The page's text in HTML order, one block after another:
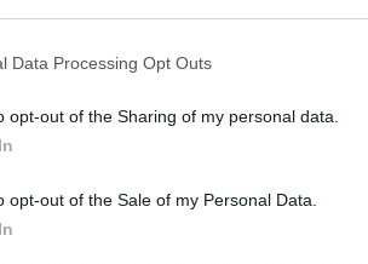
Data Processing Opt Outs
opt-out of the Sharing of my personal data.
opt-out of the Sale of my Personal Data.
.
les plus à risque